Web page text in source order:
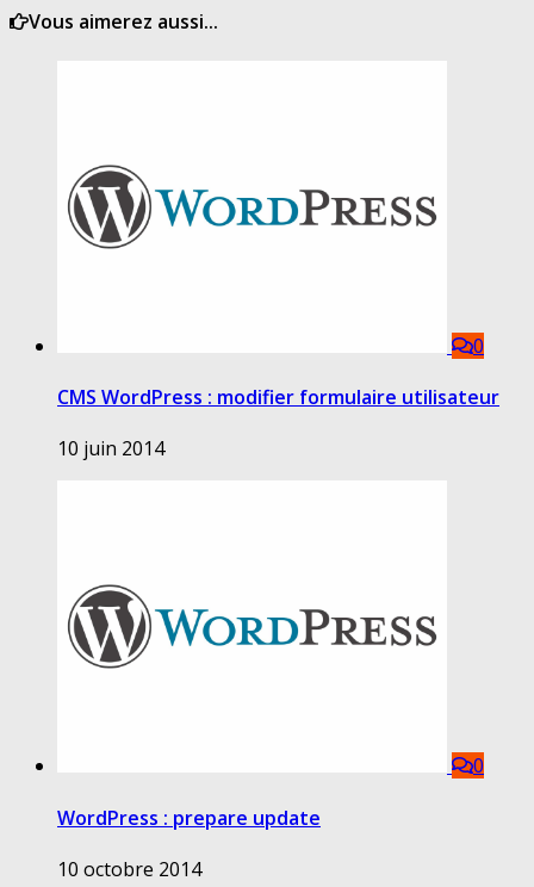
Vous aimerez aussi...
0
CMS WordPress : modifier formulaire utilisateur
10 juin 2014
0
WordPress : prepare update
10 octobre 2014